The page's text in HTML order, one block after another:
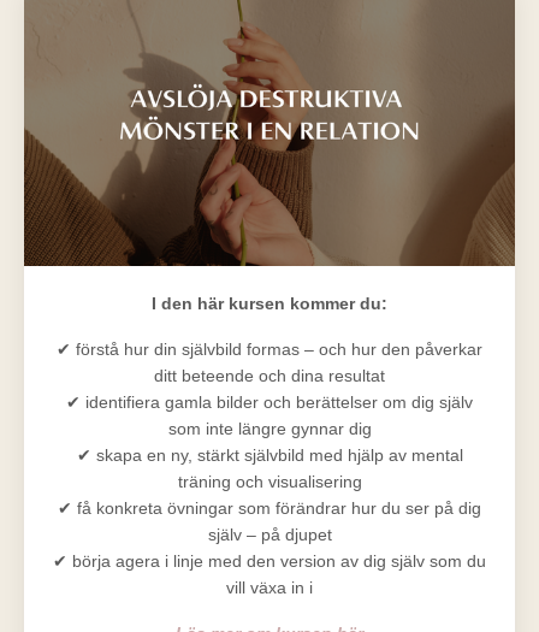
I den här kursen kommer du:
✔ förstå hur din självbild formas – och hur den påverkar
ditt beteende och dina resultat
✔ identifiera gamla bilder och berättelser om dig själv
som inte längre gynnar dig
✔ skapa en ny, stärkt självbild med hjälp av mental
träning och visualisering
✔ få konkreta övningar som förändrar hur du ser på dig
själv – på djupet
✔ börja agera i linje med den version av dig själv som du
vill växa in i